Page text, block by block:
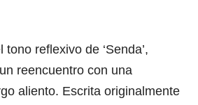
reflexivo de ‘Senda’,
reencuentro con una
aliento. Escrita originalmente